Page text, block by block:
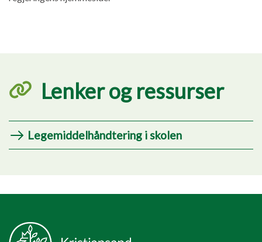
Lenker og ressurser
Legemiddelhåndtering i skolen